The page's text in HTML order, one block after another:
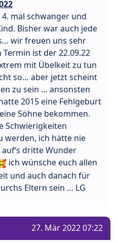
mal schwanger und
Bisher war auch jede
wir freuen uns sehr
ist der 22.09.22
mit Übelkeit zu tun
so… aber jetzt scheint
zu sein … ansonsten
2015 eine Fehlgeburt
Söhne bekommen.
Schwierigkeiten
werden, ich hätte nie
dritte Wunder
ich wünsche euch allen
und auch danach für
Eltern sein … LG
27. Mär 2022 07:22